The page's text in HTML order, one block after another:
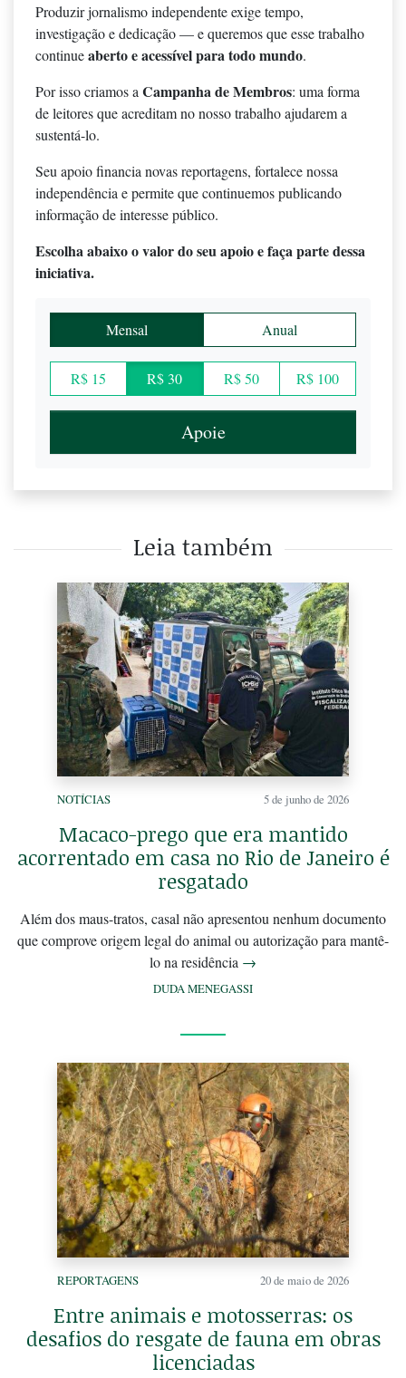
Produzir jornalismo independente exige tempo,
investigação e dedicação — e queremos que esse trabalho
continueaberto e acessível para todo mundo.
Por isso criamos a Campanha de Membros: uma forma
de leitores que acreditam no nosso trabalho ajudarem a
sustentá-lo.
Seu apoio financia novas reportagens, fortalece nossa
independência e permite que continuemos publicando
informação de interesse público.
Escolha abaixo o valor do seu apoio e faça parte dessa
iniciativa.
Mensal Anual
R$ 15 R$ 30 R$ 50 R$ 100
Apoie
Leia também
NOTÍCIAS 5 de junho de 2026
Macaco-prego que era mantido
acorrentado em casa no Rio de Janeiro é
resgatado
Além dos maus-tratos, casal não apresentou nenhum documento
que comprove origem legal do animal ou autorização para mantê-
lo na residência →
DUDA MENEGASSI
REPORTAGENS 20 de maio de 2026
Entre animais e motosserras: os
desafios do resgate de fauna em obras
licenciadas